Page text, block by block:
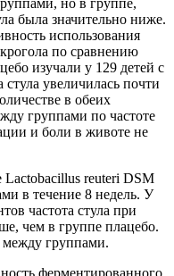
была значительно ниже.
использования
по сравнению
изучали у 129 детей с
стула увеличилась почти
в обеих
группами по частоте
и боли в животе не
Lactobacillus reuteri DSM
в течение 8 недель. У
частота стула при
чем в группе плацебо.
между группами.
ферментированного